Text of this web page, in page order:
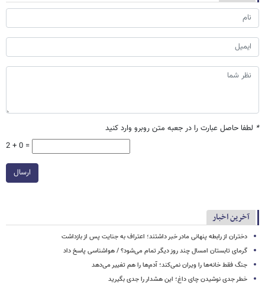
* لطفا حاصل عبارت را در جعبه متن روبرو وارد کنید
2 + 0 =
ارسال
آخرین اخبار
دختران از رابطه پنهانی مادر خبر داشتند؛ اعتراف به جنایت پس از بازداشت
گرمای تابستان امسال چند روز دیگر تمام می‌شود؟ / هواشناسی پاسخ داد
جنگ فقط خانه‌ها را ویران نمی‌کند؛ آدم‌ها را هم تغییر می‌دهد
خطر جدی نوشیدن چای داغ؛ این هشدار را جدی بگیرید